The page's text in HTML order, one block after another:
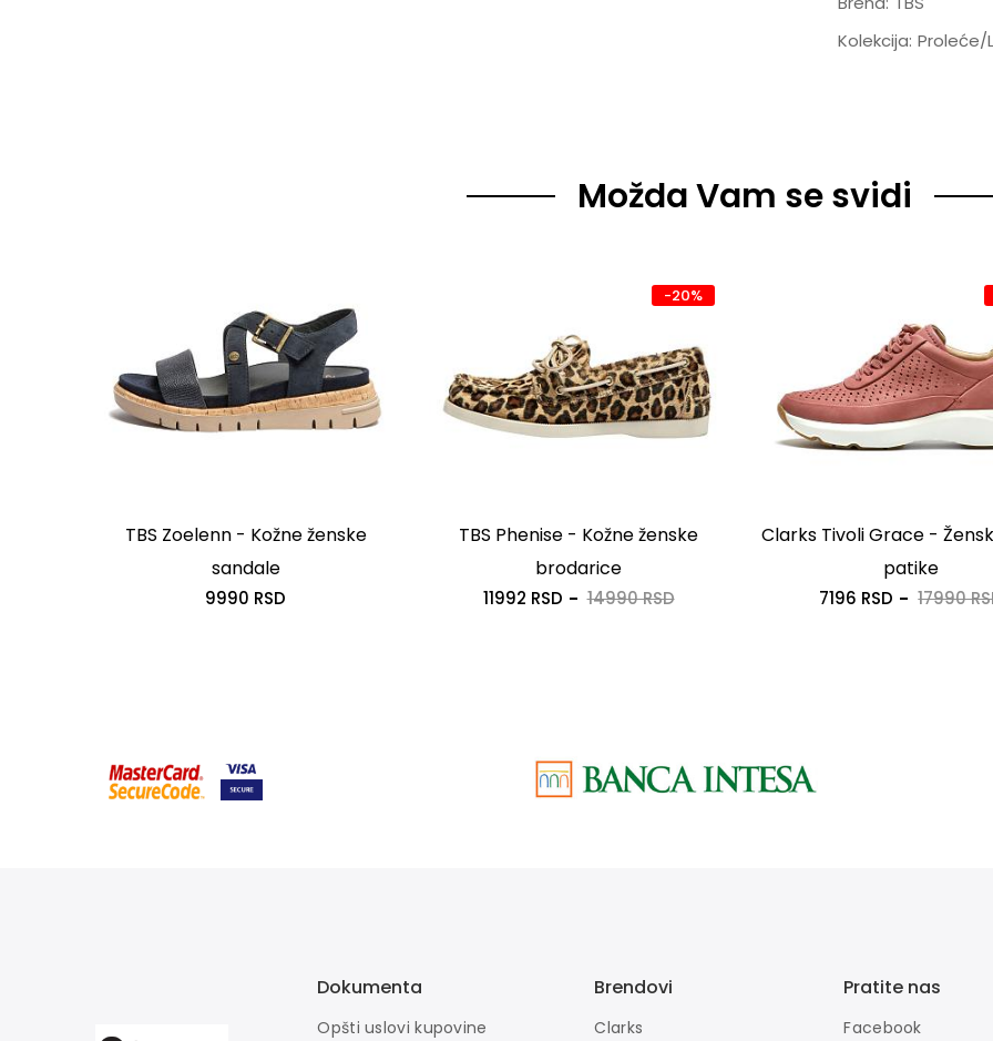
Kolekcija: Proleće/
Možda Vam se svidi
TBS Zoelenn - Kožne ženske
sandale
9990 RSD
-20%
TBS Phenise - Kožne ženske
brodarice
11992 RSD 14990 RSD
Clarks Tivoli Grace -
patike
7196 RSD 17990
Dokumenta
Opšti uslovi kupovine
Brendovi
Clarks
Pratite nas
Facebook